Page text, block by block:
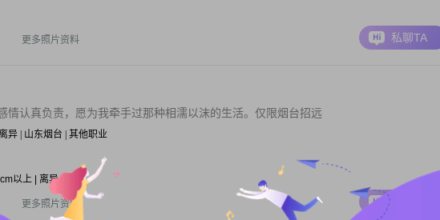
更多照片资料 私聊TA
情认真负责，愿为我牵手过那种相濡以沫的生活。仅限烟台招远
异 | 山东烟台 | 其他职业
以上 | 离异
更多照片资料